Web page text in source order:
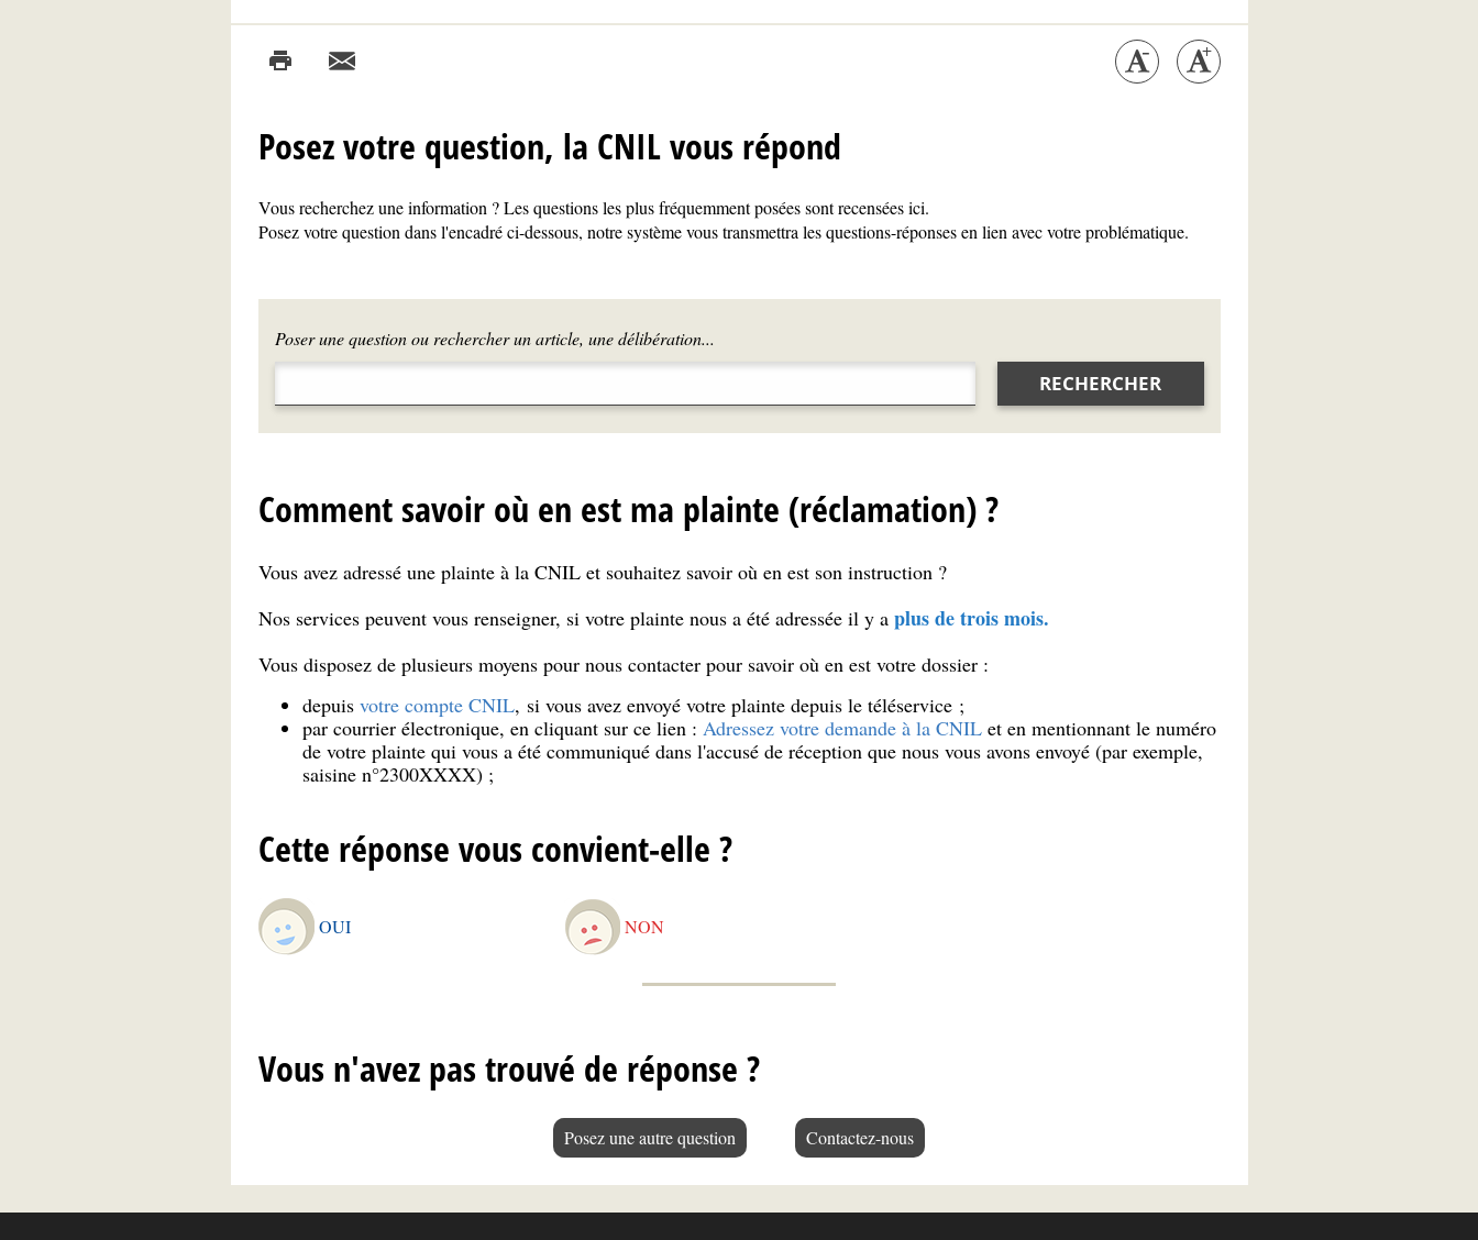
Posez votre question, la CNIL vous répond
Vous recherchez une information ? Les questions les plus fréquemment posées sont recensées ici.
Posez votre question dans l'encadré ci-dessous, notre système vous transmettra les questions-réponses en lien avec votre problématique.
Poser une question ou rechercher un article, une délibération...
RECHERCHER
Comment savoir où en est ma plainte (réclamation) ?
Vous avez adressé une plainte à la CNIL et souhaitez savoir où en est son instruction ?
Nos services peuvent vous renseigner, si votre plainte nous a été adressée il y a plus de trois mois.
Vous disposez de plusieurs moyens pour nous contacter pour savoir où en est votre dossier :
depuis votre compte CNIL, si vous avez envoyé votre plainte depuis le téléservice ;
par courrier électronique, en cliquant sur ce lien : Adressez votre demande à la CNILet en mentionnant le numéro
de votre plainte qui vous a été communiqué dans l'accusé de réception que nous vous avons envoyé (par exemple,
saisine n°2300XXXX) ;
Cette réponse vous convient-elle ?
OUI NON
Vous n'avez pas trouvé de réponse ?
Posez une autre question Contactez-nous